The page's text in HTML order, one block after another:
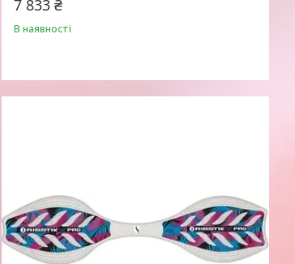
7 833 ₴
В наявності